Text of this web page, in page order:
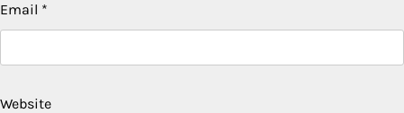
Email *
Website